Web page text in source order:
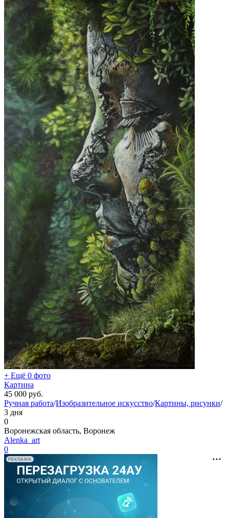
+ Ещё 0 фото
Картина
45 000 руб.
Ручная работа/Изобразительное искусство/Картины, рисунки/
3 дня
0
Воронежская область, Воронеж
Alenka_art
0
РЕКЛАМА